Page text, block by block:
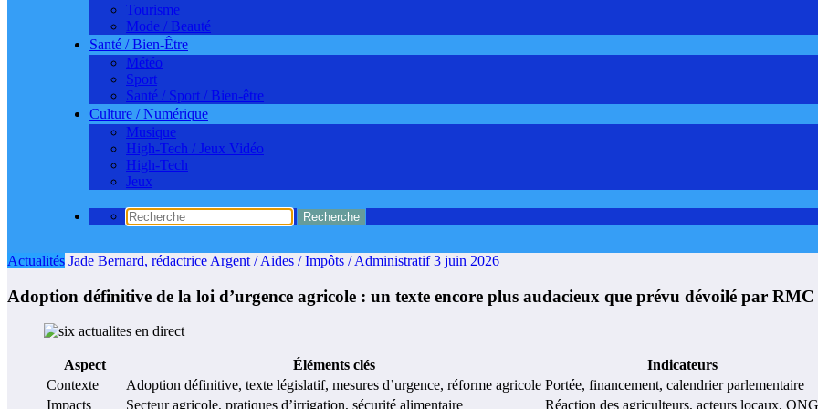
Tourisme
Mode / Beauté
Santé / Bien-Être
Météo
Sport
Santé / Sport / Bien-être
Culture / Numérique
Musique
High-Tech / Jeux Vidéo
High-Tech
Jeux
Actualités Jade Bernard, rédactrice Argent / Aides / Impôts / Administratif 3 juin 2026
Adoption définitive de la loi d’urgence agricole : un texte encore plus audacieux que prévu dévoilé par RMC
Aspect Éléments clés
Indicateurs
Contexte
Adoption définitive, texte législatif, mesures d’urgence, réforme agricole Portée, financement, calendrier parlementaire
Impacts
Secteur agricole, pratiques d’irrigation, sécurité alimentaire Réaction des agriculteurs, acteurs locaux, ONG